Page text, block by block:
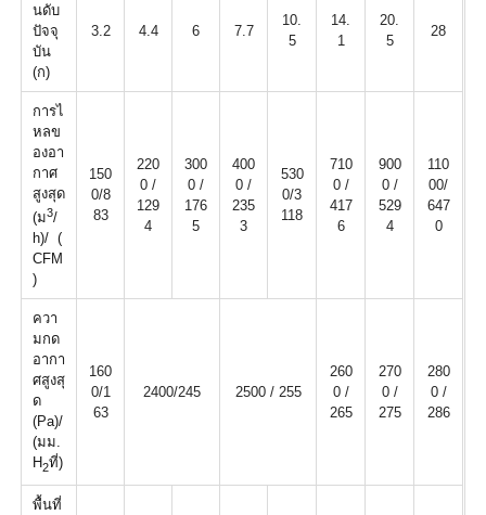
นดับ
ปัจจุ
บัน
(ก)
3.2 4.4 6 7.7
10.
5
14.
1
20.
5
28
การไ
หลข
องอา
กาศ
สูงสุด
(ม3/
h)/ (
CFM
)
150
0/8
83
220
0 /
129
4
300
0 /
176
5
400
0 /
235
3
530
0/3
118
710
0 /
417
6
900
0 /
529
4
110
00/
647
0
ควา
มกด
อากา
ศสูงสุ
ด
(Pa)/
(มม.
H2ที่)
160
0/1
63
2400/245 2500 / 255
260
0 /
265
270
0 /
275
280
0 /
286
พื้นที่